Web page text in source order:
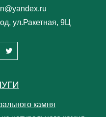
ул.Ракетная, 9Ц
камня